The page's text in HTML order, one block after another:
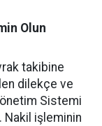
Olun
takibine
dilekçe ve
Sistemi
Nakil işleminin